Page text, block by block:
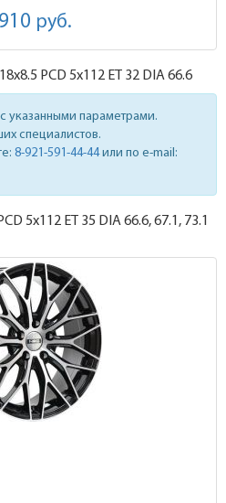
руб.
8.5 PCD 5x112 ET 32 DIA 66.6
указанными параметрами.
специалистов.
8-921-591-44-44или по e-mail:
PCD 5x112 ET 35 DIA 66.6, 67.1, 73.1